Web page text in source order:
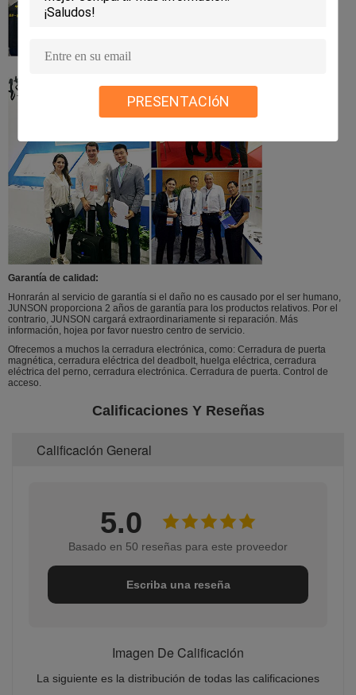
PRESENTACIóN
Garantía de calidad:
Honrarán al servicio de garantía si el daño no es causado por el ser humano,
JUNSON proporciona 2 años de garantía para los productos relativos. Por el
contrario, JUNSON cargará extraordinariamente si reparación. Más
información, hojea por favor nuestro centro de servicio.
Ofrecemos a muchos la cerradura electrónica, como: Cerradura de puerta
magnética, cerradura eléctrica del deadbolt, huelga eléctrica, cerradura
eléctrica del perno, cerradura electrónica. Cerradura de puerta. Control de
acceso.
Calificaciones Y Reseñas
Calificación General
5.0
Basado en 50 reseñas para este proveedor
Escriba una reseña
Imagen De Calificación
La siguiente es la distribución de todas las calificaciones